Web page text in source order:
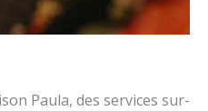
Paula, des services sur-